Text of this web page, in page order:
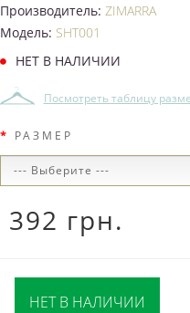
Производитель: ZIMARRA
Модель: SHT001
НЕТ В НАЛИЧИИ
Посмотреть таблицу
РАЗМЕР
392 грн.
НЕТ В НАЛИЧИИ